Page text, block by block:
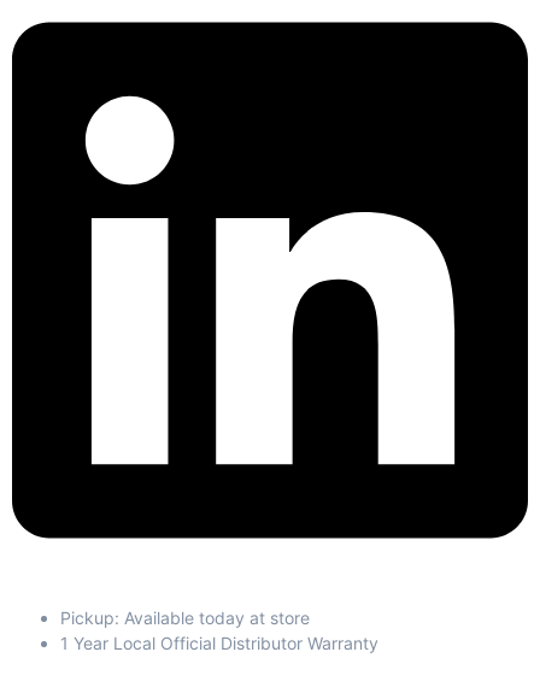
Pickup: Available today at store
1 Year Local Official Distributor Warranty